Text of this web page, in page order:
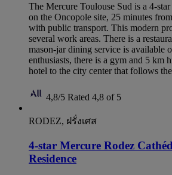
The Mercure Toulouse Sud is a 4-
on the Oncopole site, 25 minutes
with public transport. This modern
several work areas. There is a
mason-jar dining service is available
enthusiasts, there is a gym and 5 km
hotel to the city center that follows
4,8/5 Rated 4,8 of 5
RODEZ, ฝรั่งเศส
4-star Mercure Rodez
Residence